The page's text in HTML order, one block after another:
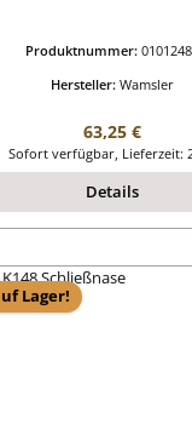
Produktnummer:
Hersteller: Wamsler
Regulärer
63,25 €
Sofort verfügbar, Lieferzeit:
Details
Lager!